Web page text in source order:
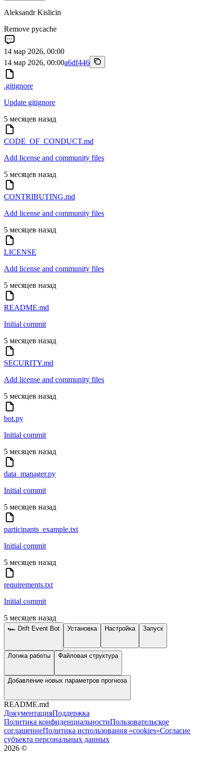
Aleksandr Kislicin
Remove pycache
14 мар 2026, 00:00
14 мар 2026, 00:00a6df446
.gitignore
Update gitignore
5 месяцев назад
CODE_OF_CONDUCT.md
Add license and community files
5 месяцев назад
CONTRIBUTING.md
Add license and community files
5 месяцев назад
LICENSE
Add license and community files
5 месяцев назад
README.md
Initial commit
5 месяцев назад
SECURITY.md
Add license and community files
5 месяцев назад
bot.py
Initial commit
5 месяцев назад
data_manager.py
Initial commit
5 месяцев назад
participants_example.txt
Initial commit
5 месяцев назад
requirements.txt
Initial commit
5 месяцев назад
🏎️ Drift Event Bot Установка Настройка Запуск
Логика работы Файловая структура
Добавление новых параметров прогноза
README.md
ДокументацияПоддержка
Политика конфиденциальностиПользовательское
соглашениеПолитика использования «cookies»Согласие
субъекта персональных данных
2026 ©